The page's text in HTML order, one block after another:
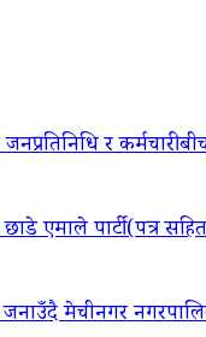
र
एमाले पार्टी(पत्र
जनाउँदै मेचीनगर